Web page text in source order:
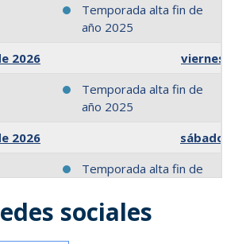
Temporada alta fin de
año 2025
2026
viernes
Temporada alta fin de
año 2025
2026
sábado
Temporada alta fin de
2026
sociales